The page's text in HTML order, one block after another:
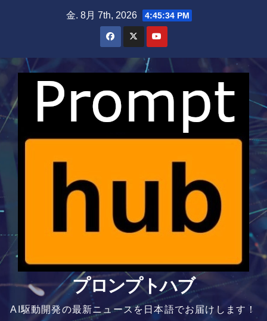
金. 8月 7th, 2026 4:45:34 PM
プロンプトハブ
AI駆動開発の最新ニュースを日本語でお届けします！